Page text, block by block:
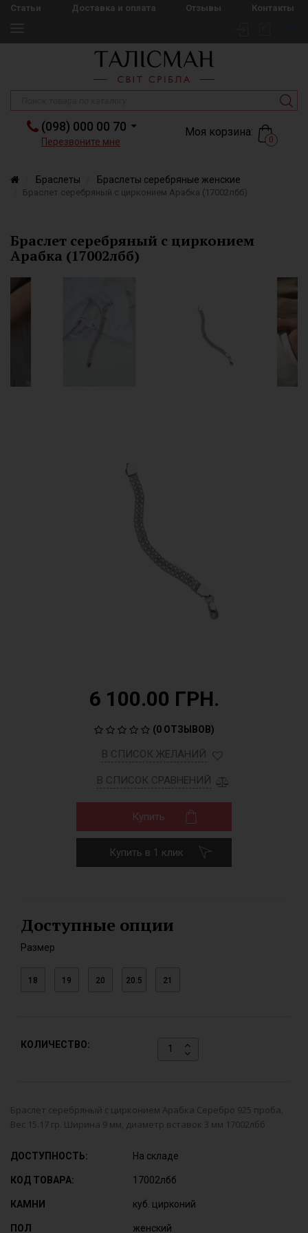
Статьи Доставка и оплата Отзывы Контакты
(098) 000 00 70
Перезвоните мне
Моя корзина:
0
Браслеты Браслеты серебряные женские
Браслет серебряный с цирконием Арабка (17002лбб)
Браслет серебряный с цирконием
Арабка (17002лбб)
6 100.00 ГРН.
(0 ОТЗЫВОВ)
В СПИСОК ЖЕЛАНИЙ
В СПИСОК СРАВНЕНИЙ
Купить
Купить в 1 клик
Доступные опции
Размер
18 19 20 20.5 21
КОЛИЧЕСТВО:
Браслет серебряный с цирконием Арабка Серебро 925 проба.
Вес 15.17 гр. Ширина 9 мм, диаметр вставок 3 мм 17002лбб
ДОСТУПНОСТЬ: На складе
КОД ТОВАРА: 17002лбб
КАМНИ куб. цирконий
ПОЛ женский